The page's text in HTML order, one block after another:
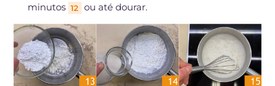
minutos 12 ou até dourar.